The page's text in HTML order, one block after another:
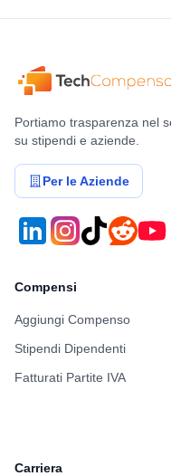
Portiamo trasparenza nel
su stipendi e aziende.
Per le Aziende
Compensi
Aggiungi Compenso
Stipendi Dipendenti
Fatturati Partite IVA
Carriera